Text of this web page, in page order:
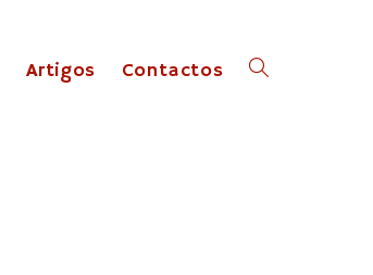
Artigos Contactos